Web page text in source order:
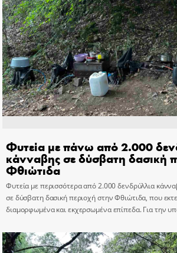
Φυτεία με πάνω από 2.000
κάνναβης σε δύσβατη δασική
Φθιώτιδα
Φυτεία με περισσότερα από 2.000 δενδρύλλια
σε δύσβατη δασική περιοχή στην Φθιώτιδα, που
διαμορφωμένα και εκχερσωμένα επίπεδα. Για την